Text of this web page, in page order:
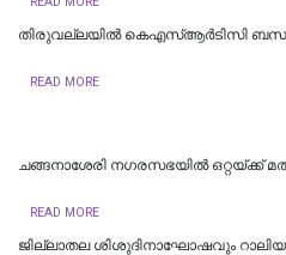
തിരുവല്ലയിൽ കെഎസ്ആർടിസി ബസുകൾ
READ MORE
ചങ്ങനാശേരി നഗരസഭയിൽ ഒറ്റയ്ക്ക്
READ MORE
ജില്ലാതല ശിശുദിനാഘോഷവും